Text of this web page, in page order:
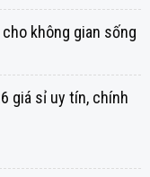
không gian sống
giá sỉ uy tín, chính